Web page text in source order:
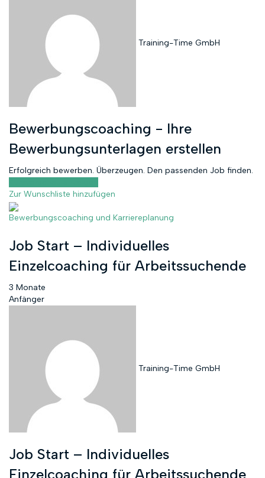
Training-Time GmbH
Bewerbungscoaching - Ihre
Bewerbungsunterlagen erstellen
Erfolgreich bewerben. Überzeugen. Den passenden Job finden.
Zur Wunschliste hinzufügen
Bewerbungscoaching und Karriereplanung
Job Start – Individuelles
Einzelcoaching für Arbeitssuchende
3 Monate
Anfänger
Training-Time GmbH
Job Start – Individuelles
Einzelcoaching für Arbeitssuchende